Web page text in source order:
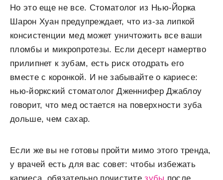
Но это еще не все. Стоматолог из Нью-Йорка
Шарон Хуан предупреждает, что из-за липкой
консистенции мед может уничтожить все ваши
пломбы и микропротезы. Если десерт намертво
прилипнет к зубам, есть риск отодрать его
вместе с коронкой. И не забывайте о кариесе:
нью-йоркский стоматолог Дженнифер Джаблоу
говорит, что мед остается на поверхности зуба
дольше, чем сахар.
Если же вы не готовы пройти мимо этого тренда,
у врачей есть для вас совет: чтобы избежать